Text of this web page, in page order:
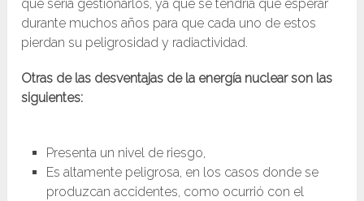
que sería gestionarlos, ya que se tendría que esperar
durante muchos años para que cada uno de estos
pierdan su peligrosidad y radiactividad.
Otras de las desventajas de la energía nuclear son las
siguientes:
Presenta un nivel de riesgo,
Es altamente peligrosa, en los casos donde se
produzcan accidentes, como ocurrió con el